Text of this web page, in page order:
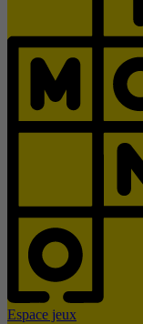
Espace jeux